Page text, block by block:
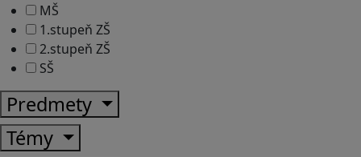
MŠ
1.stupeň ZŠ
2.stupeň ZŠ
SŠ
Predmety
Témy